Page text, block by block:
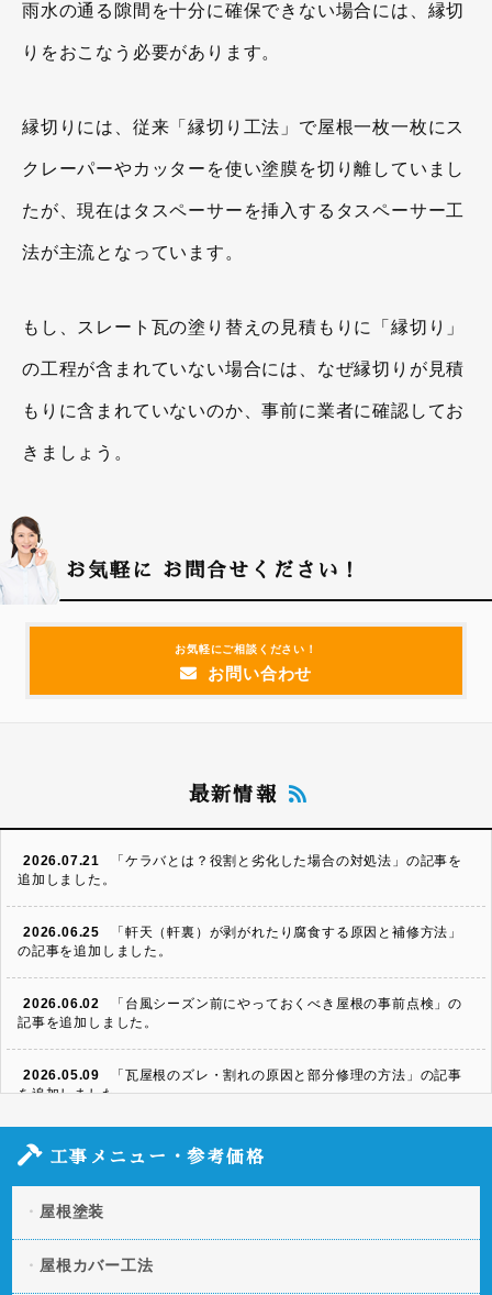
雨水の通る隙間を十分に確保できない場合には、縁切
りをおこなう必要があります。
縁切りには、従来「縁切り工法」で屋根一枚一枚にス
クレーパーやカッターを使い塗膜を切り離していまし
たが、現在はタスペーサーを挿入するタスペーサー工
法が主流となっています。
もし、スレート瓦の塗り替えの見積もりに「縁切り」
の工程が含まれていない場合には、なぜ縁切りが見積
もりに含まれていないのか、事前に業者に確認してお
きましょう。
お気軽に お問合せください！
お気軽にご相談ください！
お問い合わせ
最新情報
2026.07.21
「ケラバとは？役割と劣化した場合の対処法」の記事を
追加しました。
2026.06.25
「軒天（軒裏）が剥がれたり腐食する原因と補修方法」
の記事を追加しました。
2026.06.02
「台風シーズン前にやっておくべき屋根の事前点検」の
記事を追加しました。
2026.05.09
「瓦屋根のズレ・割れの原因と部分修理の方法」の記事
を追加しました。
2026.04.06
「スレート屋根の割れ・欠けを放置するとどうなる？修
理方法と費用」の記事を追加しました。
2026.03.11
策」の記事を追加しました。
2026.01.20 「屋根の断熱・遮熱性を向上させる方法とは？」の記事
工事メニュー・参考価格
屋根塗装
屋根カバー工法